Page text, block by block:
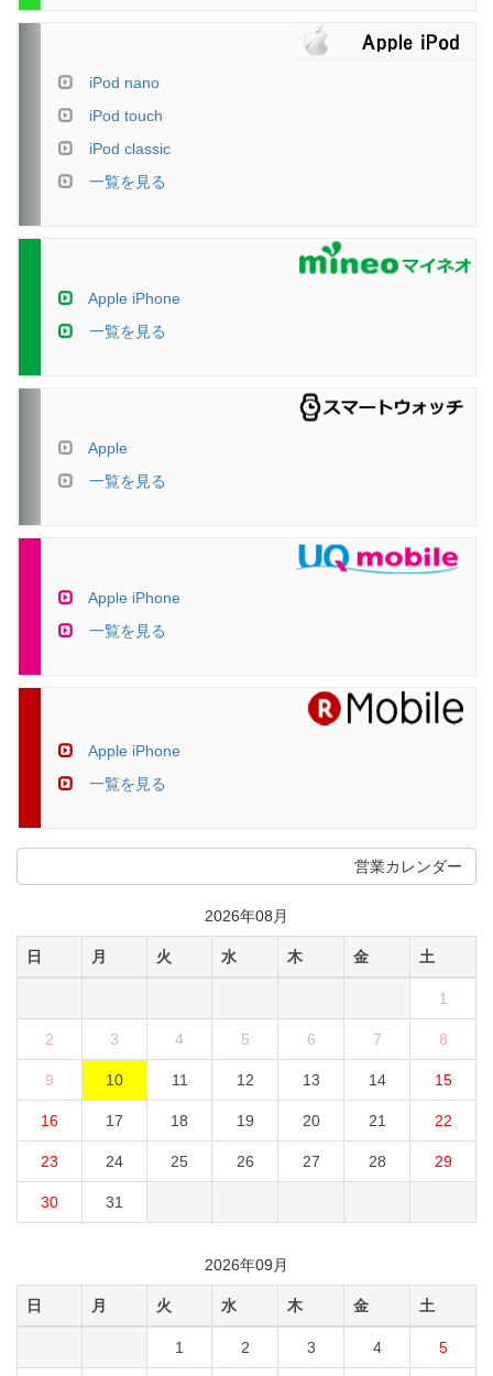
iPod nano
iPod touch
iPod classic
一覧を見る
Apple iPhone
一覧を見る
Apple
一覧を見る
Apple iPhone
一覧を見る
Apple iPhone
一覧を見る
営業カレンダー
2026年08月
日 月 火 水 木 金 土
1
2 3 4 5 6 7 8
9 10 11 12 13 14 15
16 17 18 19 20 21 22
23 24 25 26 27 28 29
30 31
2026年09月
日 月 火 水 木 金 土
1 2 3 4 5